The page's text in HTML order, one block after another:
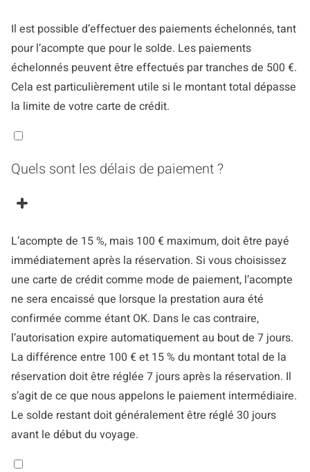
Il est possible d’effectuer des paiements échelonnés, tant
pour l’acompte que pour le solde. Les paiements
échelonnés peuvent être effectués par tranches de 500 €.
Cela est particulièrement utile si le montant total dépasse
la limite de votre carte de crédit.
Quels sont les délais de paiement ?
L’acompte de 15 %, mais 100 € maximum, doit être payé
immédiatement après la réservation. Si vous choisissez
une carte de crédit comme mode de paiement, l’acompte
ne sera encaissé que lorsque la prestation aura été
confirmée comme étant OK. Dans le cas contraire,
l’autorisation expire automatiquement au bout de 7 jours.
La différence entre 100 € et 15 % du montant total de la
réservation doit être réglée 7 jours après la réservation. Il
s’agit de ce que nous appelons le paiement intermédiaire.
Le solde restant doit généralement être réglé 30 jours
avant le début du voyage.